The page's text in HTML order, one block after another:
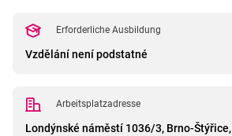
Erforderliche Ausbildung
Vzdělání není podstatné
Arbeitsplatzadresse
Londýnské náměstí 1036/3, Brno-Štýřice,